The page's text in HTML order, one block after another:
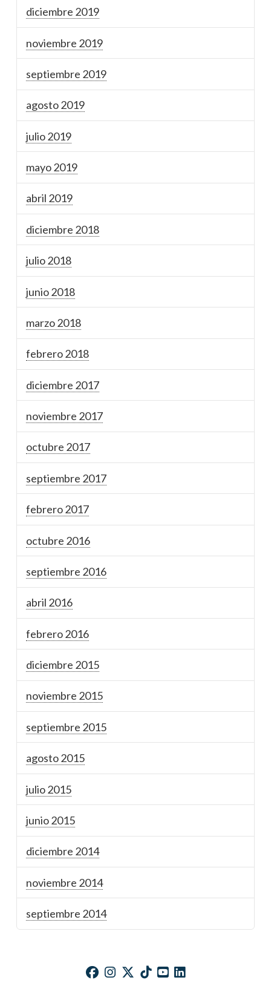
diciembre 2019
noviembre 2019
septiembre 2019
agosto 2019
julio 2019
mayo 2019
abril 2019
diciembre 2018
julio 2018
junio 2018
marzo 2018
febrero 2018
diciembre 2017
noviembre 2017
octubre 2017
septiembre 2017
febrero 2017
octubre 2016
septiembre 2016
abril 2016
febrero 2016
diciembre 2015
noviembre 2015
septiembre 2015
agosto 2015
julio 2015
junio 2015
diciembre 2014
noviembre 2014
septiembre 2014